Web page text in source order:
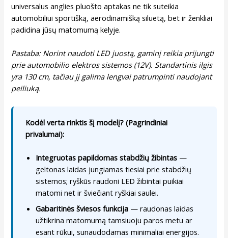
universalus anglies pluošto aptakas ne tik suteikia
automobiliui sportišką, aerodinamišką siluetą, bet ir ženkliai
padidina jūsų matomumą kelyje.
Pastaba: Norint naudoti LED juostą, gaminį reikia prijungti
prie automobilio elektros sistemos (12V). Standartinis ilgis
yra 130 cm, tačiau jį galima lengvai patrumpinti naudojant
peiliuką.
Kodėl verta rinktis šį modelį? (Pagrindiniai
privalumai):
Integruotas papildomas stabdžių žibintas —
geltonas laidas jungiamas tiesiai prie stabdžių
sistemos; ryškūs raudoni LED žibintai puikiai
matomi net ir šviečiant ryškiai saulei.
Gabaritinės šviesos funkcija — raudonas laidas
užtikrina matomumą tamsiuoju paros metu ar
esant rūkui, sunaudodamas minimaliai energijos.